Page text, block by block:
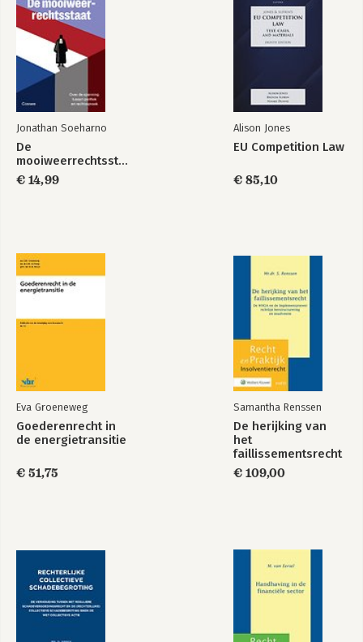
Jonathan Soeharno
De
mooiweerrechtsstaat
€ 14,99
Alison Jones
EU Competition Law
€ 85,10
Eva Groeneweg
Goederenrecht in
de energietransitie
€ 51,75
Samantha Renssen
De herijking van
het
faillissementsrecht
€ 109,00